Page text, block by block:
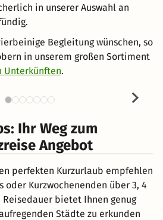
in unserer Auswahl an
Begleitung wünschen, so
in unserem großen Sortiment
Unterkünften.
Ihr Weg zum
Angebot
perfekten Kurzurlaub empfehlen
oder Kurzwochenenden über 3, 4
Reisedauer bietet Ihnen genug
Städte zu erkunden